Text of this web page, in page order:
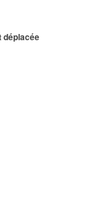
déplacée